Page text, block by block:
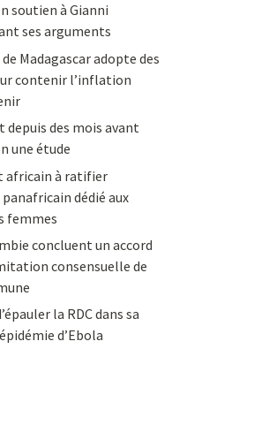
soutien à Gianni
ses arguments
Madagascar adopte des
contenir l’inflation
depuis des mois avant
une étude
africain à ratifier
dédié aux
femmes
concluent un accord
consensuelle de
la RDC dans sa
d’Ebola